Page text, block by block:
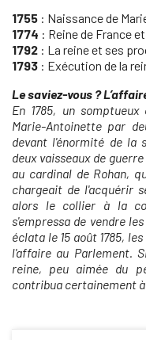
1755 : Naissance de
1774 : Reine de France
1792 : La reine et ses
1793 : Exécution de la
Le saviez-vous ?
En 1785, un
Marie-Antoinette par
devant l'énormité de la
deux vaisseaux de
au cardinal de Rohan,
chargeait de l'acquérir
alors le collier à la
s'empressa de vendre
éclata le 15 août 1785,
l'affaire au Parlement.
reine, peu aimée du
contribua certainement